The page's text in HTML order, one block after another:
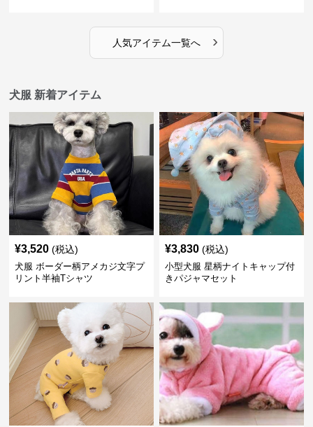
人気アイテム一覧へ ›
犬服 新着アイテム
¥3,520 (税込)
犬服 ボーダー柄アメカジ文字プ
リント半袖Tシャツ
¥3,830 (税込)
小型犬服 星柄ナイトキャップ付
きパジャマセット